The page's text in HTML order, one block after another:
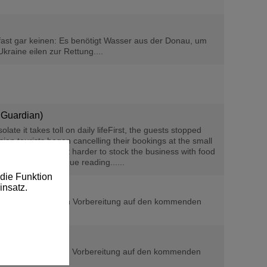
Funktion
gar keinen: Es benötigt Wasser aus der Donau, um
eilen zur Rettung....
it takes toll on daily lifeFirst, the guests stopped
tourists began cancelling their bookings at the small
making it harder to stock the business with food
sets in. Continue reading......
soll besonders in Vorbereitung auf den kommenden
besonders in Vorbereitung auf den kommenden